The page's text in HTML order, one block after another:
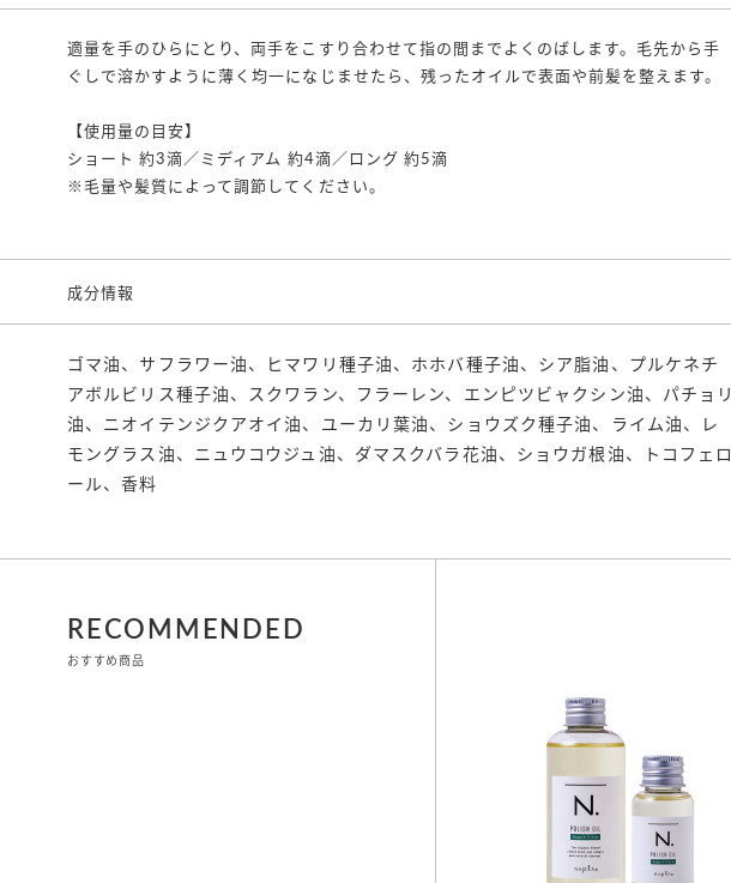
適量を手のひらにとり、両手をこすり合わせて指の間までよくのばします。毛先から手
ぐしで溶かすように薄く均一になじませたら、残ったオイルで表面や前髪を整えます。
【使用量の目安】
ショート 約3滴／ミディアム 約4滴／ロング 約5滴
※毛量や髪質によって調節してください。
成分情報
ゴマ油、サフラワー油、ヒマワリ種子油、ホホバ種子油、シア脂油、プルケネチ
アボルビリス種子油、スクワラン、フラーレン、エンピツビャクシン油、パチョリ
油、ニオイテンジクアオイ油、ユーカリ葉油、ショウズク種子油、ライム油、レ
モングラス油、ニュウコウジュ油、ダマスクバラ花油、ショウガ根油、トコフェロ
ール、香料
RECOMMENDED
おすすめ商品